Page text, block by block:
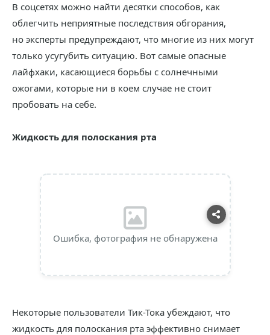
В соцсетях можно найти десятки способов, как
облегчить неприятные последствия обгорания,
но эксперты предупреждают, что многие из них могут
только усугубить ситуацию. Вот самые опасные
лайфхаки, касающиеся борьбы с солнечными
ожогами, которые ни в коем случае не стоит
пробовать на себе.
Жидкость для полоскания рта
Ошибка, фотография не обнаружена
Некоторые пользователи Тик-Тока убеждают, что
жидкость для полоскания рта эффективно снимает